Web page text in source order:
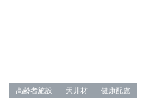
高齢者施設 天井材 健康配慮